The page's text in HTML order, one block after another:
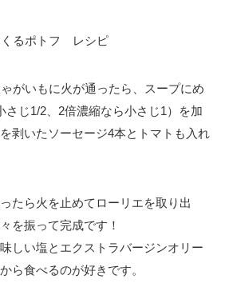
がいもに火が通ったら、スープにめ
さじ1/2、2倍濃縮なら小さじ1）を加
剥いたソーセージ4本とトマトも入れ
たら火を止めてローリエを取り出
を振って完成です！
しい塩とエクストラバージンオリー
ら食べるのが好きです。